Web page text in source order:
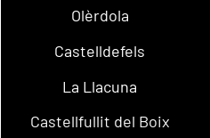
Olèrdola
Castelldefels
La Llacuna
Castellfullit del Boix